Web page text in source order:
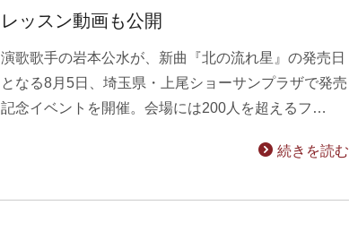
レッスン動画も公開
演歌歌手の岩本公水が、新曲『北の流れ星』の発売日
となる8月5日、埼玉県・上尾ショーサンプラザで発売
記念イベントを開催。会場には200人を超えるフ…
続きを読む